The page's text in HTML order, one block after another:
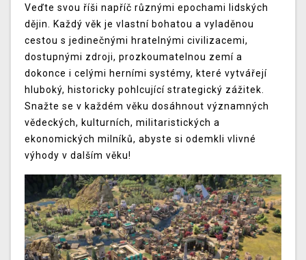
Veďte svou říši napříč různými epochami lidských
dějin. Každý věk je vlastní bohatou a vyladěnou
cestou s jedinečnými hratelnými civilizacemi,
dostupnými zdroji, prozkoumatelnou zemí a
dokonce i celými herními systémy, které vytvářejí
hluboký, historicky pohlcující strategický zážitek.
Snažte se v každém věku dosáhnout významných
vědeckých, kulturních, militaristických a
ekonomických milníků, abyste si odemkli vlivné
výhody v dalším věku!